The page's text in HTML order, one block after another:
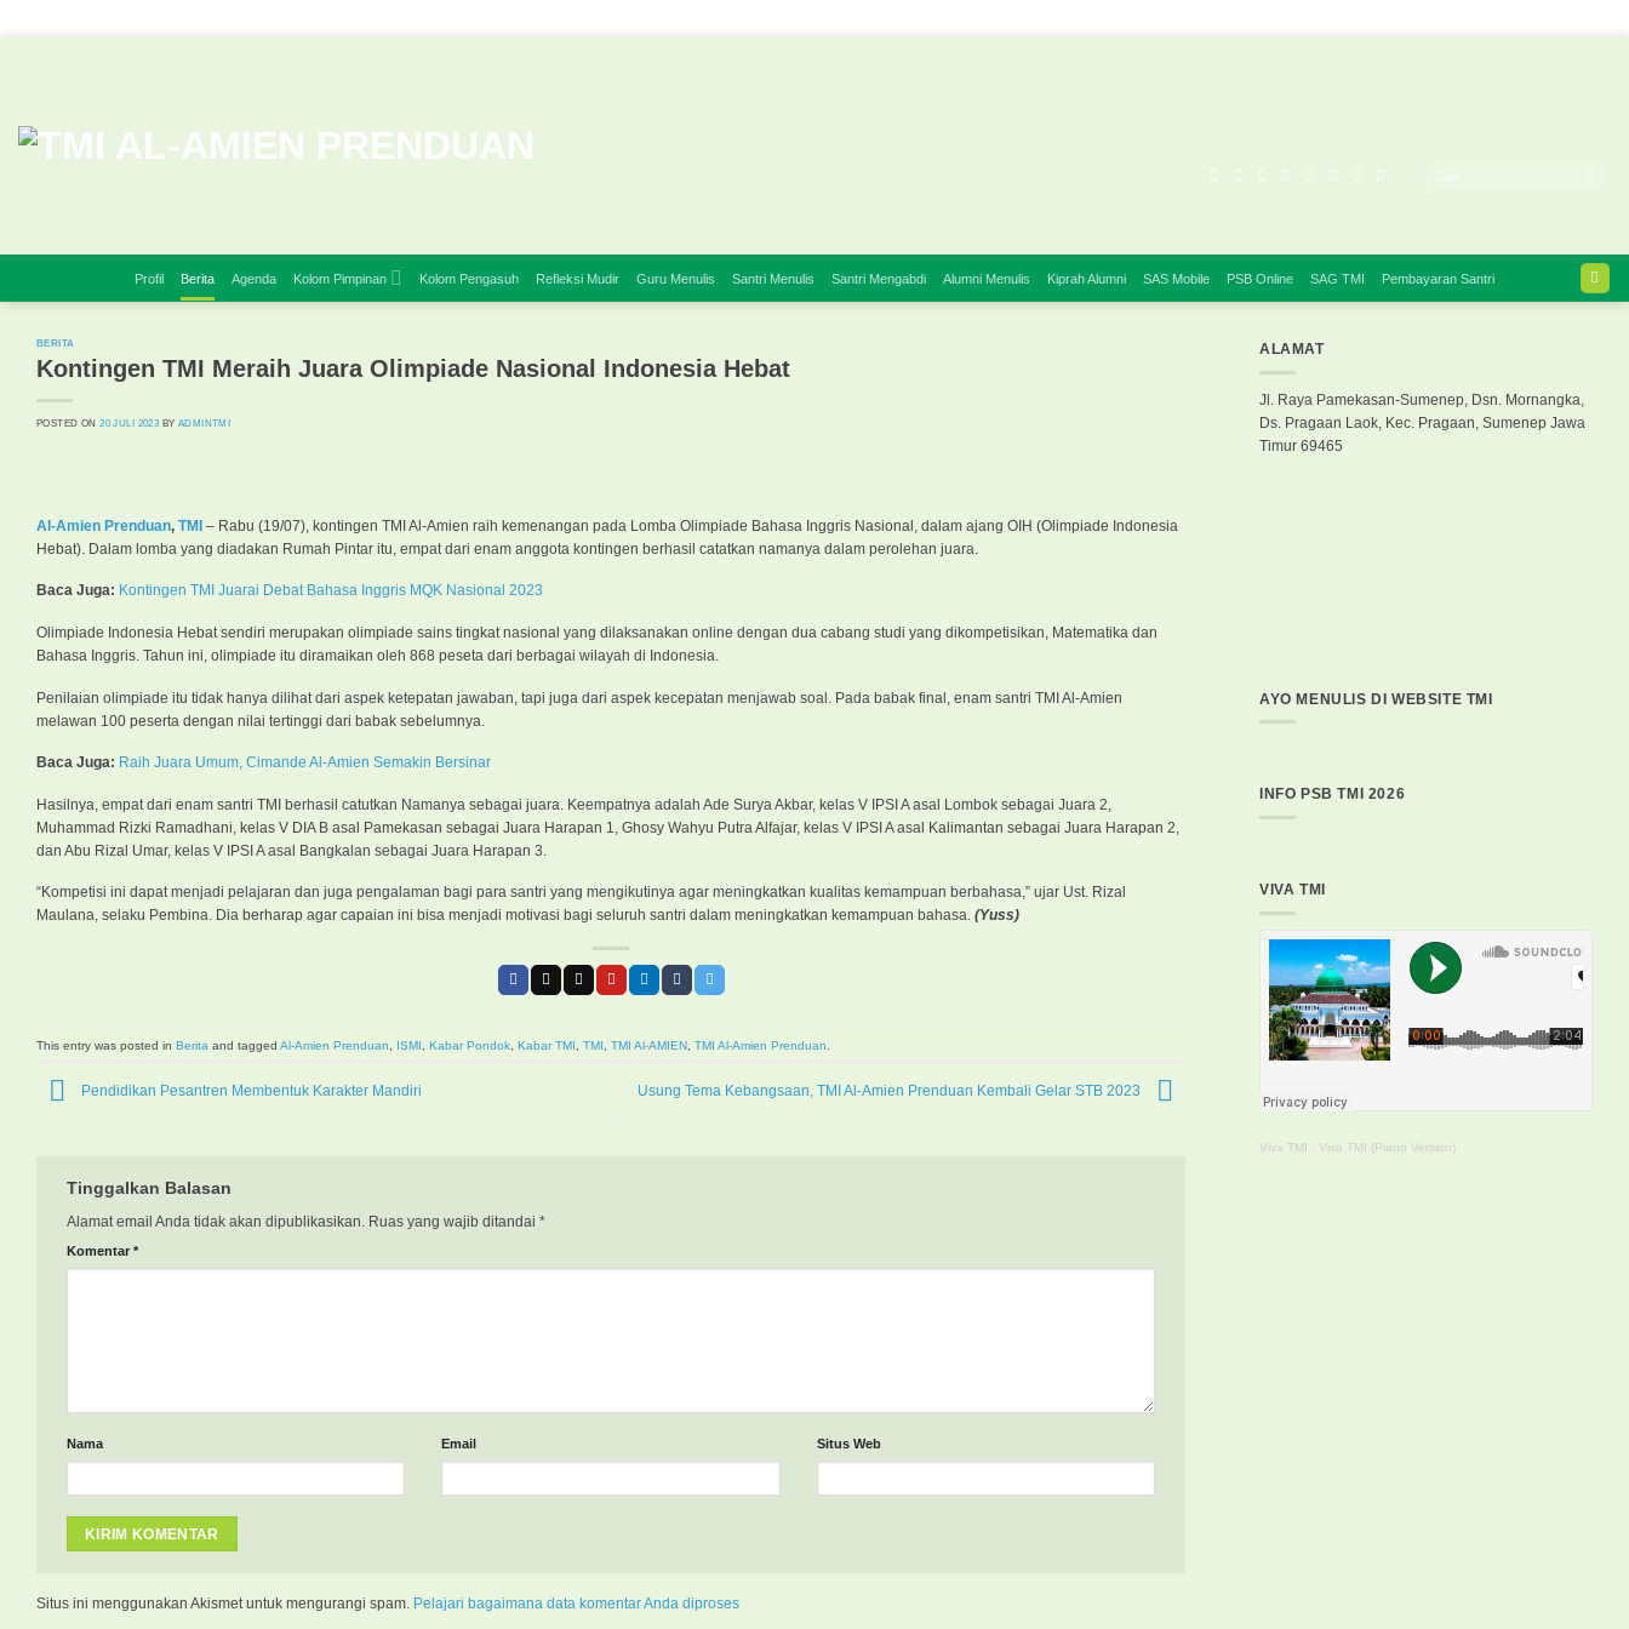
Profil Berita Agenda Kolom Pimpinan Kolom Pengasuh Refleksi Mudir Guru Menulis Santri Menulis Santri Mengabdi Alumni Menulis Kiprah Alumni SAS Mobile PSB Online SAG TMI Pembayaran Santri
BERITA
Kontingen TMI Meraih Juara Olimpiade Nasional Indonesia Hebat
POSTED ON20 JULI 2023 BY ADMINTMI
Al-Amien Prenduan, TMI – Rabu (19/07), kontingen TMI Al-Amien raih kemenangan pada Lomba Olimpiade Bahasa Inggris Nasional, dalam ajang OIH (Olimpiade Indonesia
Hebat). Dalam lomba yang diadakan Rumah Pintar itu, empat dari enam anggota kontingen berhasil catatkan namanya dalam perolehan juara.
Baca Juga: Kontingen TMI Juarai Debat Bahasa Inggris MQK Nasional 2023
Olimpiade Indonesia Hebat sendiri merupakan olimpiade sains tingkat nasional yang dilaksanakan online dengan dua cabang studi yang dikompetisikan, Matematika dan
Bahasa Inggris. Tahun ini, olimpiade itu diramaikan oleh 868 peseta dari berbagai wilayah di Indonesia.
Penilaian olimpiade itu tidak hanya dilihat dari aspek ketepatan jawaban, tapi juga dari aspek kecepatan menjawab soal. Pada babak final, enam santri TMI Al-Amien
melawan 100 peserta dengan nilai tertinggi dari babak sebelumnya.
Baca Juga: Raih Juara Umum, Cimande Al-Amien Semakin Bersinar
Hasilnya, empat dari enam santri TMI berhasil catutkan Namanya sebagai juara. Keempatnya adalah Ade Surya Akbar, kelas V IPSI A asal Lombok sebagai Juara 2,
Muhammad Rizki Ramadhani, kelas V DIA B asal Pamekasan sebagai Juara Harapan 1, Ghosy Wahyu Putra Alfajar, kelas V IPSI A asal Kalimantan sebagai Juara Harapan 2,
dan Abu Rizal Umar, kelas V IPSI A asal Bangkalan sebagai Juara Harapan 3.
“Kompetisi ini dapat menjadi pelajaran dan juga pengalaman bagi para santri yang mengikutinya agar meningkatkan kualitas kemampuan berbahasa,” ujar Ust. Rizal
Maulana, selaku Pembina. Dia berharap agar capaian ini bisa menjadi motivasi bagi seluruh santri dalam meningkatkan kemampuan bahasa. (Yuss)
This entry was posted in Berita and tagged Al-Amien Prenduan ISMI Kabar Pondok Kabar TMI TMI TMI Al-AMIEN TMI Al-Amien Prenduan
Pendidikan Pesantren Membentuk Karakter Mandiri Usung Tema Kebangsaan, TMI Al-Amien Prenduan Kembali Gelar STB 2023
Tinggalkan Balasan
Alamat email Anda tidak akan dipublikasikan. Ruas yang wajib ditandai *
Komentar *
Nama Email Situs Web
Situs ini menggunakan Akismet untuk mengurangi spam. Pelajari bagaimana data komentar Anda diproses
ALAMAT
Jl. Raya Pamekasan-Sumenep, Dsn. Mornangka,
Ds. Pragaan Laok, Kec. Pragaan, Sumenep Jawa
Timur 69465
AYO MENULIS DI WEBSITE TMI
INFO PSB TMI 2026
VIVA TMI
Viva TMI · Viva TMI (Piano Version)